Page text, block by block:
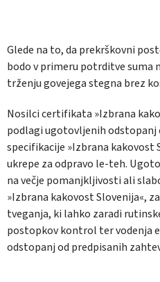
Glede na to, da prekrškovni
bodo v primeru potrditve suma
trženju govejega stegna brez
Nosilci certifikata »Izbrana
podlagi ugotovljenih odstopanj
specifikacije »Izbrana
ukrepe za odpravo le-teh.
na večje pomanjkljivosti ali
»Izbrana kakovost Slovenija«,
tveganja, ki lahko zaradi
postopkov kontrol ter vodenja
odstopanj od predpisanih